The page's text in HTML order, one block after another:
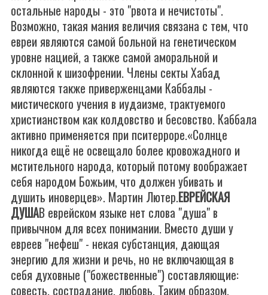
остальные народы - это "рвота и нечистоты".
Возможно, такая мания величия связана с тем, что
евреи являются самой больной на генетическом
уровне нацией, а также самой аморальной и
склонной к шизофрении. Члены секты Хабад
являются также приверженцами Каббалы -
мистического учения в иудаизме, трактуемого
христианством как колдовство и бесовство. Каббала
активно применяется при пситерроре.«Солнце
никогда ещё не освещало более кровожадного и
мстительного народа, который потому воображает
себя народом Божьим, что должен убивать и
душить иноверцев». Мартин Лютер.ЕВРЕЙСКАЯ
ДУШАВ еврейском языке нет слова "душа" в
привычном для всех понимании. Вместо души у
евреев "нефеш" - некая субстанция, дающая
энергию для жизни и речь, но не включающая в
себя духовные ("божественные") составляющие:
совесть, сострадание, любовь. Таким образом,